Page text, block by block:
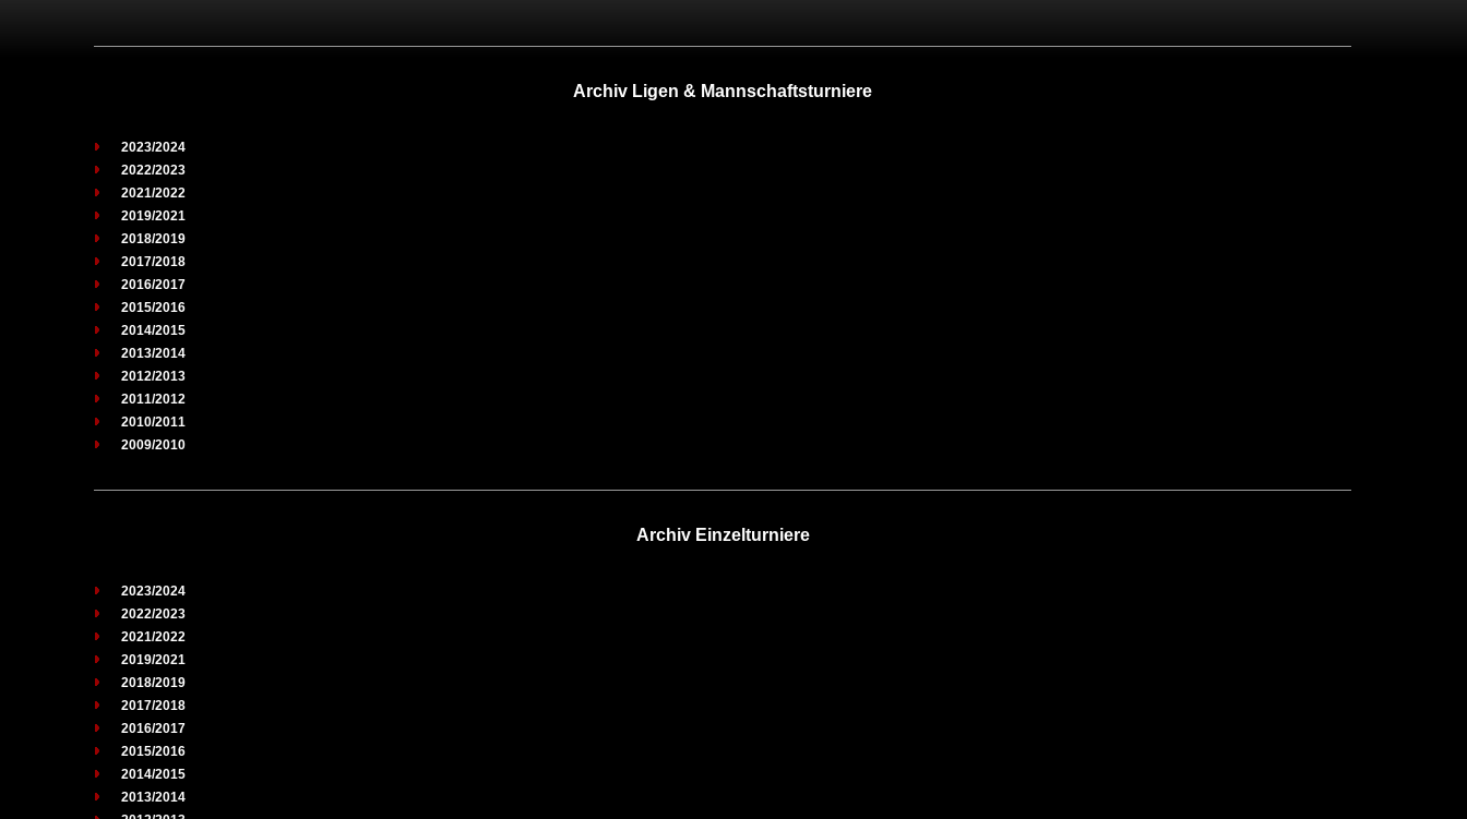
Archiv Ligen & Mannschaftsturniere
2023/2024
2022/2023
2021/2022
2019/2021
2018/2019
2017/2018
2016/2017
2015/2016
2014/2015
2013/2014
2012/2013
2011/2012
2010/2011
2009/2010
Archiv Einzelturniere
2023/2024
2022/2023
2021/2022
2019/2021
2018/2019
2017/2018
2016/2017
2015/2016
2014/2015
2013/2014